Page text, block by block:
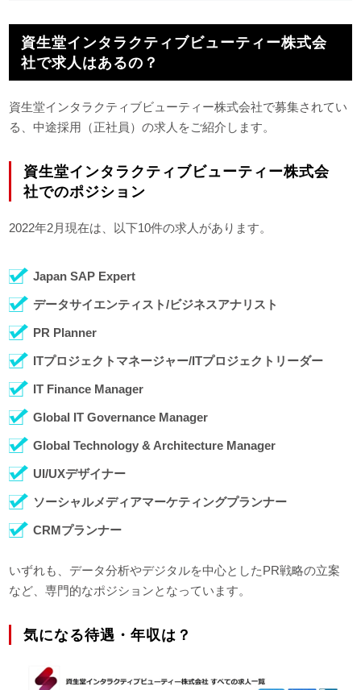
資生堂インタラクティブビューティー株式会
社で求人はあるの？
資生堂インタラクティブビューティー株式会社で募集されてい
る、中途採用（正社員）の求人をご紹介します。
資生堂インタラクティブビューティー株式会
社でのポジション
2022年2月現在は、以下10件の求人があります。
Japan SAP Expert
データサイエンティスト/ビジネスアナリスト
PR Planner
ITプロジェクトマネージャー/ITプロジェクトリーダー
IT Finance Manager
Global IT Governance Manager
Global Technology & Architecture Manager
UI/UXデザイナー
ソーシャルメディアマーケティングプランナー
CRMプランナー
いずれも、データ分析やデジタルを中心としたPR戦略の立案
など、専門的なポジションとなっています。
気になる待遇・年収は？